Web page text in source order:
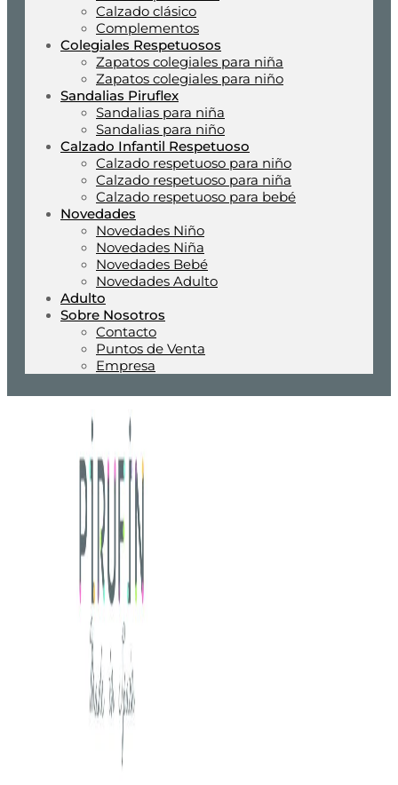
Calzado clásico
Complementos
Colegiales Respetuosos
Zapatos colegiales para niña
Zapatos colegiales para niño
Sandalias Piruflex
Sandalias para niña
Sandalias para niño
Calzado Infantil Respetuoso
Calzado respetuoso para niño
Calzado respetuoso para niña
Calzado respetuoso para bebé
Novedades
Novedades Niño
Novedades Niña
Novedades Bebé
Novedades Adulto
Adulto
Sobre Nosotros
Contacto
Puntos de Venta
Empresa